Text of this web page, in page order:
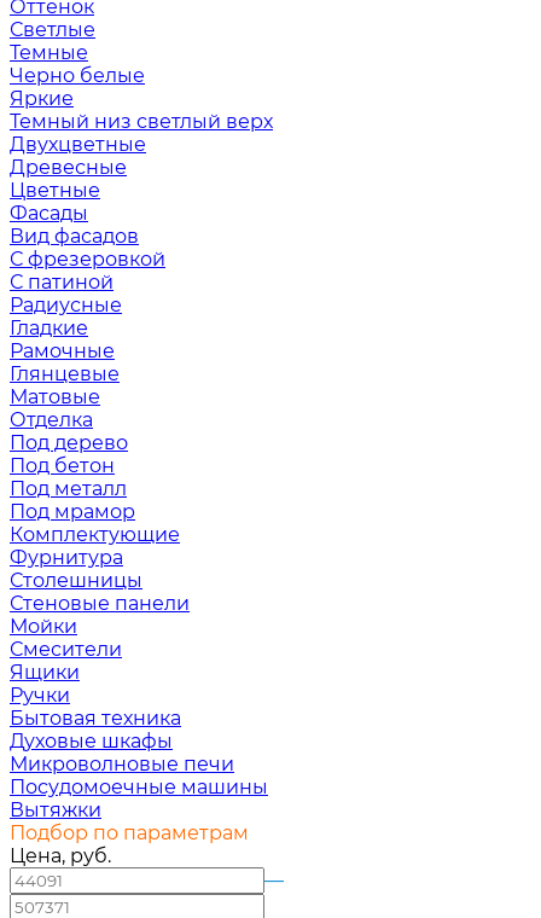
Оттенок
Светлые
Темные
Черно белые
Яркие
Темный низ светлый верх
Двухцветные
Древесные
Цветные
Фасады
Вид фасадов
С фрезеровкой
С патиной
Радиусные
Гладкие
Рамочные
Глянцевые
Матовые
Отделка
Под дерево
Под бетон
Под металл
Под мрамор
Комплектующие
Фурнитура
Столешницы
Стеновые панели
Мойки
Смесители
Ящики
Ручки
Бытовая техника
Духовые шкафы
Микроволновые печи
Посудомоечные машины
Вытяжки
Подбор по параметрам
Цена, руб.
—